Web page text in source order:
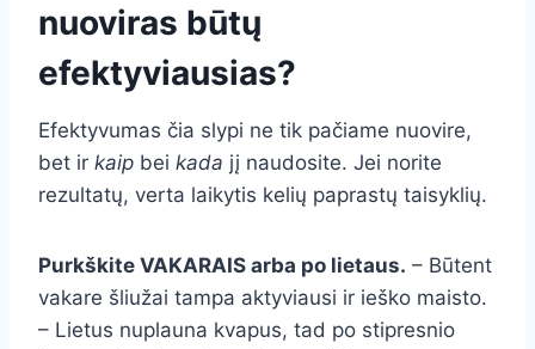
nuoviras būtų
efektyviausias?
Efektyvumas čia slypi ne tik pačiame nuovire,
bet ir kaip bei kada jį naudosite. Jei norite
rezultatų, verta laikytis kelių paprastų taisyklių.
Purkškite VAKARAIS arba po lietaus. – Būtent
vakare šliužai tampa aktyviausi ir ieško maisto.
– Lietus nuplauna kvapus, tad po stipresnio